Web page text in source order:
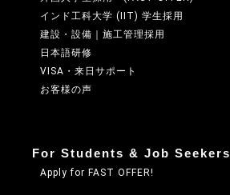
インド工科大学 (IIT) 学生採用
建設・設備｜施工管理採用
日本語研修
VISA・来日サポート
お客様の声
For Students & Job Seekers
Apply for FAST OFFER!